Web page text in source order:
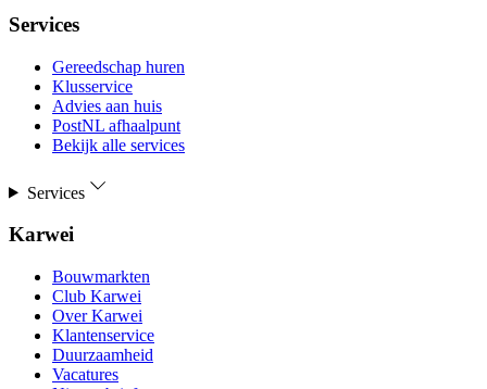
Services
Gereedschap huren
Klusservice
Advies aan huis
PostNL afhaalpunt
Bekijk alle services
Services
Karwei
Bouwmarkten
Club Karwei
Over Karwei
Klantenservice
Duurzaamheid
Vacatures